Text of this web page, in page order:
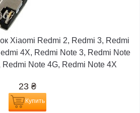
Xiaomi Redmi 2, Redmi 3, Redmi
4X, Redmi Note 3, Redmi Note
Redmi Note 4G, Redmi Note 4X
23 ₴
Купить